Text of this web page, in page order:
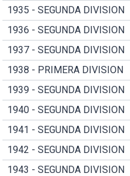
1935 - SEGUNDA DIVISION
1936 - SEGUNDA DIVISION
1937 - SEGUNDA DIVISION
1938 - PRIMERA DIVISION
1939 - SEGUNDA DIVISION
1940 - SEGUNDA DIVISION
1941 - SEGUNDA DIVISION
1942 - SEGUNDA DIVISION
1943 - SEGUNDA DIVISION